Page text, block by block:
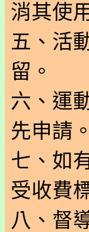
消其使
五、活
留。
六、運
先申請。
七、如
受收費
八、督